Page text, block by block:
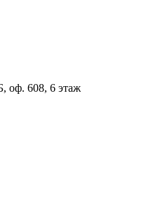
оф. 608, 6 этаж